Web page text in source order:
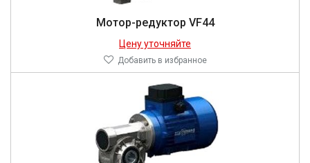
Мотор-редуктор VF44
Цену уточняйте
Добавить в избранное